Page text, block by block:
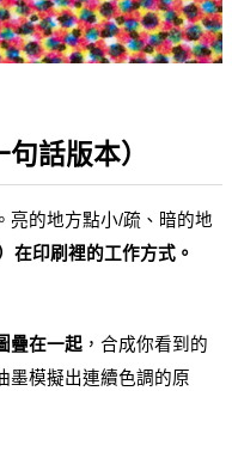
話版本）
亮的地方點小/疏、暗的地
在印刷裡的工作方式。
疊在一起 ，合成你看到的
墨模擬出連續色調的原